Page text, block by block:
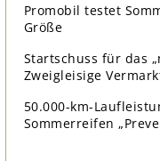
Promobil testet
Größe
Startschuss für das
Zweigleisige
50.000-km-
Sommerreifen